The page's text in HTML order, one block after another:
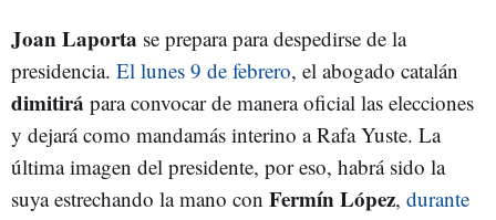
Joan Laporta se prepara para despedirse de la
presidencia. El lunes 9 de febrero, el abogado catalán
dimitirá para convocar de manera oficial las elecciones
y dejará como mandamás interino a Rafa Yuste. La
última imagen del presidente, por eso, habrá sido la
suya estrechando la mano con Fermín López, durante